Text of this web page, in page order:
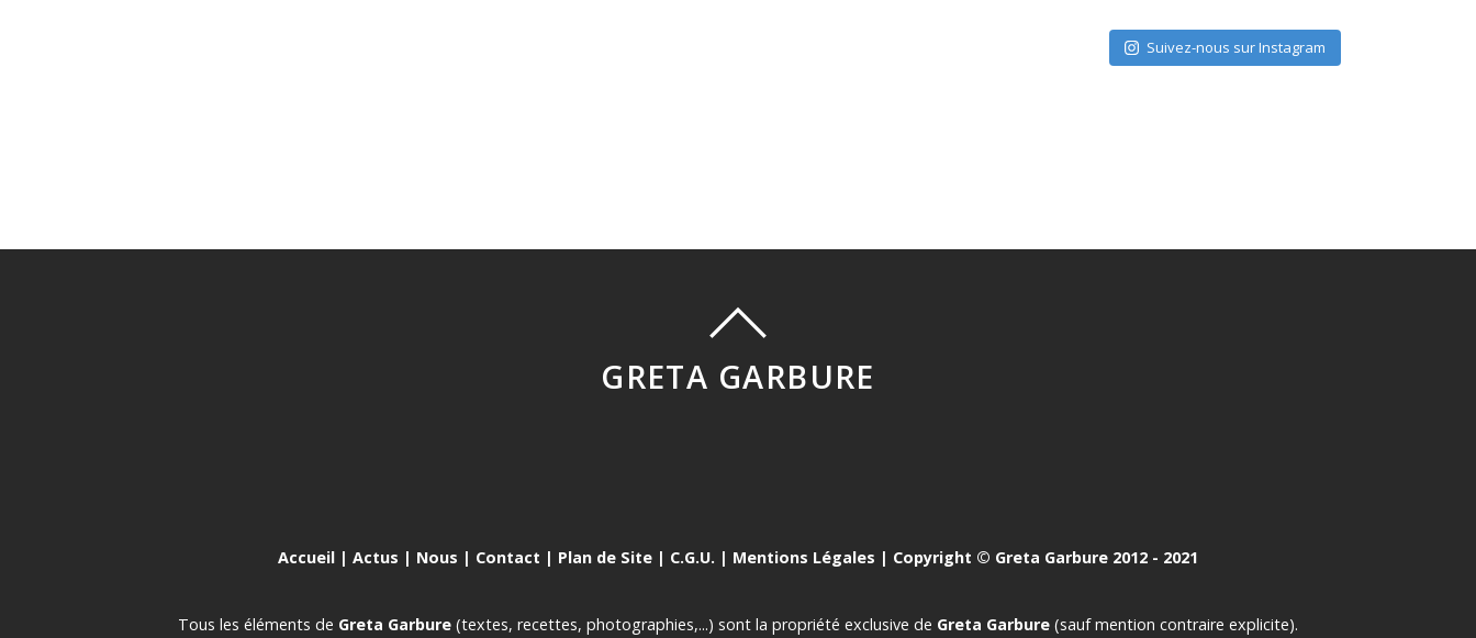
Suivez-nous sur Instagram
GRETA GARBURE
Accueil | Actus | Nous | Contact | Plan de Site | C.G.U. | Mentions Légales | Copyright © Greta Garbure 2012 - 2021
Tous les éléments de Greta Garbure (textes, recettes, photographies,...) sont la propriété exclusive de Greta Garbure (sauf mention contraire explicite).